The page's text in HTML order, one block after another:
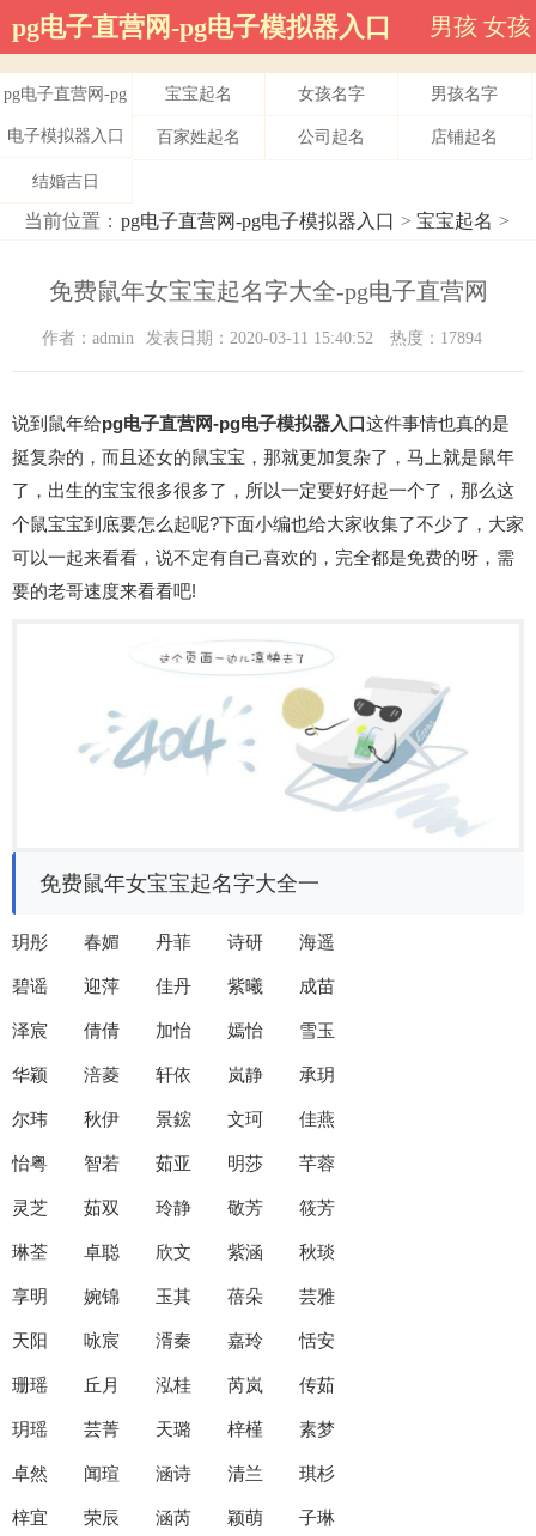
pg电子直营网-pg电子模拟器入口 男孩 女孩
pg电子直营网-pg
电子模拟器入口
宝宝起名 女孩名字 男孩名字
百家姓起名 公司起名 店铺起名
结婚吉日
当前位置： pg电子直营网-pg电子模拟器入口 > 宝宝起名 >
免费鼠年女宝宝起名字大全-pg电子直营网
作者：admin 发表日期：2020-03-11 15:40:52 热度：17894
说到鼠年给pg电子直营网-pg电子模拟器入口这件事情也真的是
挺复杂的，而且还女的鼠宝宝，那就更加复杂了，马上就是鼠年
了，出生的宝宝很多很多了，所以一定要好好起一个了，那么这
个鼠宝宝到底要怎么起呢?下面小编也给大家收集了不少了，大家
可以一起来看看，说不定有自己喜欢的，完全都是免费的呀，需
要的老哥速度来看看吧!
免费鼠年女宝宝起名字大全一
玥彤 春媚 丹菲 诗研 海遥
碧谣 迎萍 佳丹 紫曦 成苗
泽宸 倩倩 加怡 嫣怡 雪玉
华颖 涪菱 轩依 岚静 承玥
尔玮 秋伊 景鋐 文珂 佳燕
怡粤 智若 茹亚 明莎 芊蓉
灵芝 茹双 玲静 敬芳 筱芳
琳荃 卓聪 欣文 紫涵 秋琰
享明 婉锦 玉其 蓓朵 芸雅
天阳 咏宸 湑秦 嘉玲 恬安
珊瑶 丘月 泓桂 芮岚 传茹
玥瑶 芸菁 天璐 梓槿 素梦
卓然 闻瑄 涵诗 清兰 琪杉
梓宜 荣辰 涵芮 颖萌 子琳